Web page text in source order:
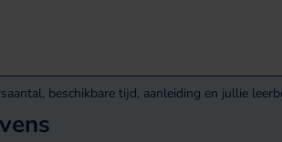
beschikbare tijd, aanleiding en jullie